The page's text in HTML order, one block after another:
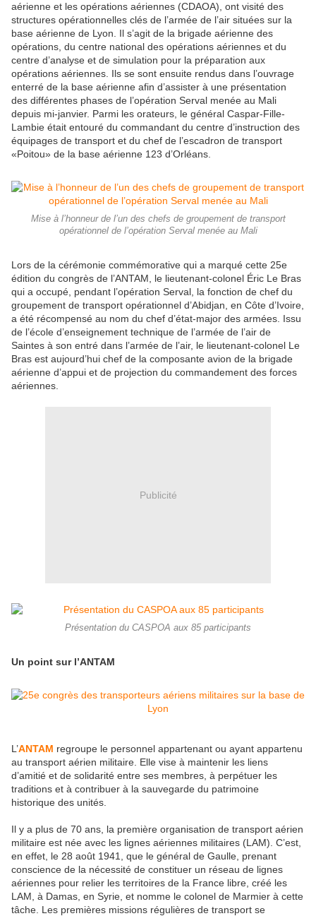
aérienne et les opérations aériennes (CDAOA), ont visité des
structures opérationnelles clés de l’armée de l’air situées sur la
base aérienne de Lyon. Il s’agit de la brigade aérienne des
opérations, du centre national des opérations aériennes et du
centre d’analyse et de simulation pour la préparation aux
opérations aériennes. Ils se sont ensuite rendus dans l’ouvrage
enterré de la base aérienne afin d’assister à une présentation
des différentes phases de l’opération Serval menée au Mali
depuis mi-janvier. Parmi les orateurs, le général Caspar-Fille-
Lambie était entouré du commandant du centre d’instruction des
équipages de transport et du chef de l’escadron de transport
«Poitou» de la base aérienne 123 d’Orléans.
Mise à l’honneur de l’un des chefs de groupement de transport
opérationnel de l’opération Serval menée au Mali
Lors de la cérémonie commémorative qui a marqué cette 25e
édition du congrès de l’ANTAM, le lieutenant-colonel Éric Le Bras
qui a occupé, pendant l’opération Serval, la fonction de chef du
groupement de transport opérationnel d’Abidjan, en Côte d’Ivoire,
a été récompensé au nom du chef d’état-major des armées. Issu
de l’école d’enseignement technique de l’armée de l’air de
Saintes à son entré dans l’armée de l’air, le lieutenant-colonel Le
Bras est aujourd’hui chef de la composante avion de la brigade
aérienne d’appui et de projection du commandement des forces
aériennes.
Publicité
Présentation du CASPOA aux 85 participants
Un point sur l’ANTAM
L’ANTAM regroupe le personnel appartenant ou ayant appartenu
au transport aérien militaire. Elle vise à maintenir les liens
d’amitié et de solidarité entre ses membres, à perpétuer les
traditions et à contribuer à la sauvegarde du patrimoine
historique des unités.
Il y a plus de 70 ans, la première organisation de transport aérien
militaire est née avec les lignes aériennes militaires (LAM). C’est,
en effet, le 28 août 1941, que le général de Gaulle, prenant
conscience de la nécessité de constituer un réseau de lignes
aériennes pour relier les territoires de la France libre, créé les
LAM, à Damas, en Syrie, et nomme le colonel de Marmier à cette
tâche. Les premières missions régulières de transport se